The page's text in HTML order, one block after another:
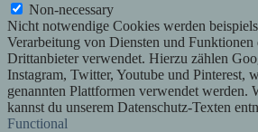
Non-necessary
Nicht notwendige Cookies werden
Verarbeitung von Diensten und Funktionen
Drittanbieter verwendet. Hierzu zählen
Instagram, Twitter, Youtube und Pinterest,
genannten Plattformen verwendet werden.
kannst du unserem Datenschutz-Texten
Functional